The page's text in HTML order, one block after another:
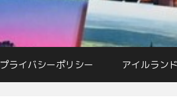
プライバシーポリシー アイルランド